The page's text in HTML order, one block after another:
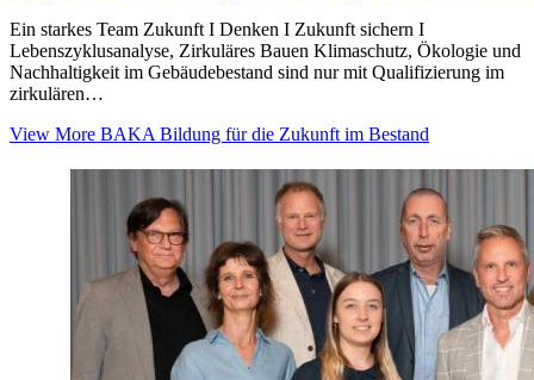
Ein starkes Team Zukunft I Denken I Zukunft sichern I
Lebenszyklusanalyse, Zirkuläres Bauen Klimaschutz, Ökologie und
Nachhaltigkeit im Gebäudebestand sind nur mit Qualifizierung im
zirkulären…
View More BAKA Bildung für die Zukunft im Bestand